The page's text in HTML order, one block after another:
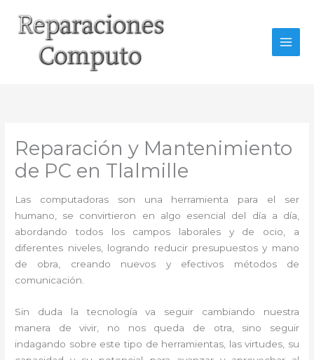
contenido
Reparación y Mantenimiento
de PC en Tlalmille
Las computadoras son una herramienta para el ser
humano, se convirtieron en algo esencial del día a día,
abordando todos los campos laborales y de ocio, a
diferentes niveles, logrando reducir presupuestos y mano
de obra, creando nuevos y efectivos métodos de
comunicación.
Sin duda la tecnología va seguir cambiando nuestra
manera de vivir, no nos queda de otra, sino seguir
indagando sobre este tipo de herramientas, las virtudes, su